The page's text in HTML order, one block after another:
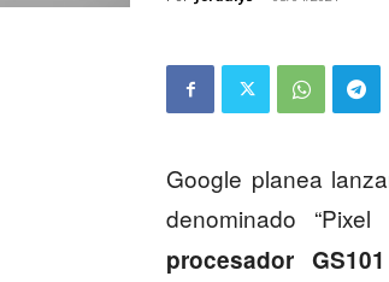
Google planea
denominado
procesador